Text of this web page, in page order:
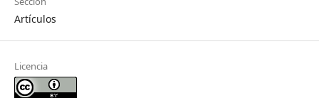
Artículos
Licencia